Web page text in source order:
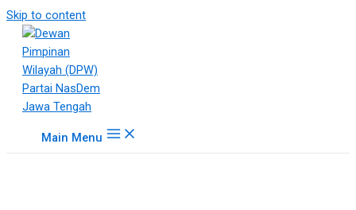
18Tube.tv
free
hosting
service
Skip to content
Main Menu